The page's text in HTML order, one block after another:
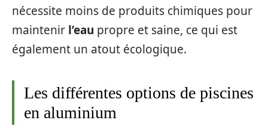
nécessite moins de produits chimiques pour
maintenir l’eau propre et saine, ce qui est
également un atout écologique.
Les différentes options de piscines
en aluminium